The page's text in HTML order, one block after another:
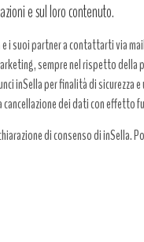
e sul loro contenuto.
i suoi partner a contattarti via
sempre nel rispetto della
inSella per finalità di sicurezza
dei dati con effetto
di consenso di inSella.